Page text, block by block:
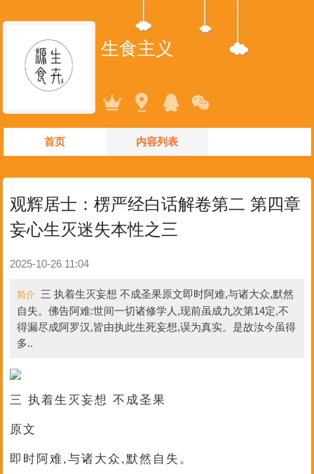
生食主义
首页 内容列表
观辉居士：楞严经白话解卷第二 第四章
妄心生灭迷失本性之三
2025-10-26 11:04
简介 三 执着生灭妄想 不成圣果原文即时阿难,与诸大众,默然
自失。佛告阿难:世间一切诸修学人,现前虽成九次第14定,不
得漏尽成阿罗汉,皆由执此生死妄想,误为真实。是故汝今虽得
多..
三 执着生灭妄想 不成圣果
原文
即时阿难,与诸大众,默然自失。